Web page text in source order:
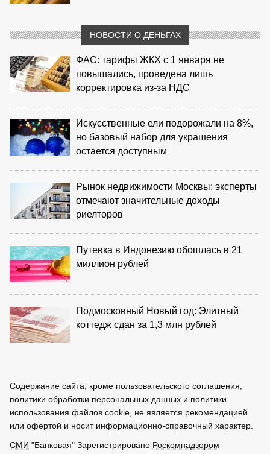
НОВОСТИ О ДЕНЬГАХ
ФАС: тарифы ЖКХ с 1 января не
повышались, проведена лишь
корректировка из‑за НДС
Искусственные ели подорожали на 8%,
но базовый набор для украшения
остается доступным
Рынок недвижимости Москвы: эксперты
отмечают значительные доходы
риелторов
Путевка в Индонезию обошлась в 21
миллион рублей
Подмосковный Новый год: Элитный
коттедж сдан за 1,3 млн рублей
Содержание сайта, кроме пользовательского соглашения,
политики обработки персональных данных и политики
использования файлов cookie, не является рекомендацией
или офертой и носит информационно-справочный характер.
СМИ "Банковая" Зарегистрировано Роскомнадзором